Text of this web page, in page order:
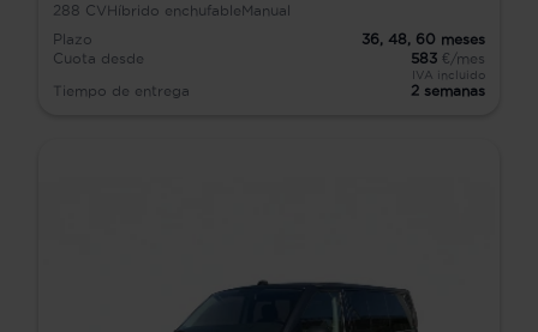
288 CV Híbrido enchufable Manual
Plazo
36, 48, 60 meses
Cuota desde
583 €/mes
IVA incluido
Tiempo de entrega 2 semanas